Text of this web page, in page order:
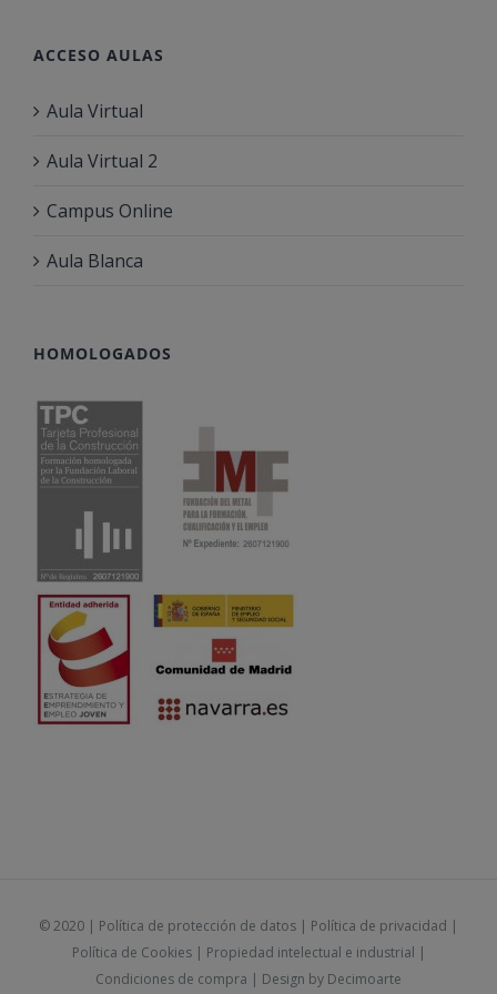
ACCESO AULAS
Aula Virtual
Aula Virtual 2
Campus Online
Aula Blanca
HOMOLOGADOS
© 2020 | Política de protección de datos | Política de privacidad |
Política de Cookies| Propiedad intelectual e industrial |
Condiciones de compra | Design by Decimoarte